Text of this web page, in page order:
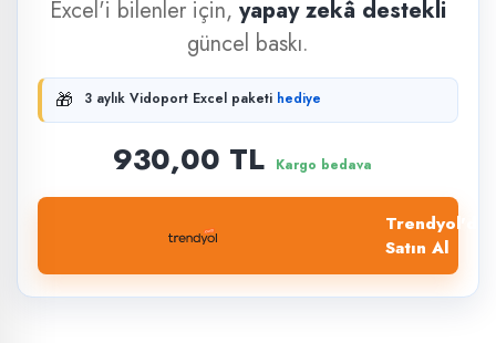
Excel'i bilenler için, yapay zekâ destekli
güncel baskı.
🎁 3 aylık Vidoport Excel paketi hediye
930,00 TL Kargo bedava
Trendyol'dan
Satın Al